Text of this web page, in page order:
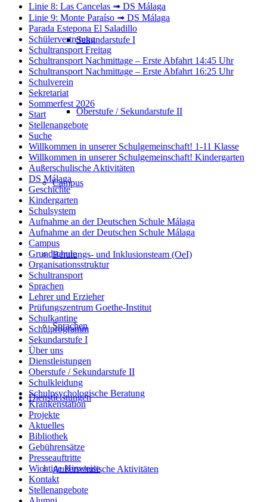
Sekundarstufe I
Oberstufe / Sekundarstufe II
Campus
Beratungs- und Inklusionsteam (OeI)
Sprachen
Dienstleistungen
Außerschulische Aktivitäten
Linie 8: Las Cancelas ➟ DS Málaga
Linie 9: Monte Paraíso ➟ DS Málaga
Parada Estepona El Saladillo
Schülervertretung
Schultransport Freitag
Schultransport Nachmittage – Erste Abfahrt 14:45 Uhr
Schultransport Nachmittage – Erste Abfahrt 16:25 Uhr
Schulverein
Sekretariat
Sommerfest 2026
Start
Stellenangebote
Suche
Willkommen in unserer Schulgemeinschaft! 1-11 Klasse
Willkommen in unserer Schulgemeinschaft! Kindergarten
Außerschulische Aktivitäten
DS Málaga
Geschichte
Kindergarten
Schulsystem
Aufnahme an der Deutschen Schule Málaga
Aufnahme an der Deutschen Schule Málaga
Campus
Grundschule
Organisationsstruktur
Schultransport
Sprachen
Lehrer und Erzieher
Prüfungszentrum Goethe-Institut
Schulkantine
Schulprogramm
Sekundarstufe I
Über uns
Dienstleistungen
Oberstufe / Sekundarstufe II
Schulkleidung
Schulpsychologische Beratung
Krankenstation
Projekte
Aktuelles
Bibliothek
Gebührensätze
Presseauftritte
Wichtige Hinweise
Kontakt
Stellenangebote